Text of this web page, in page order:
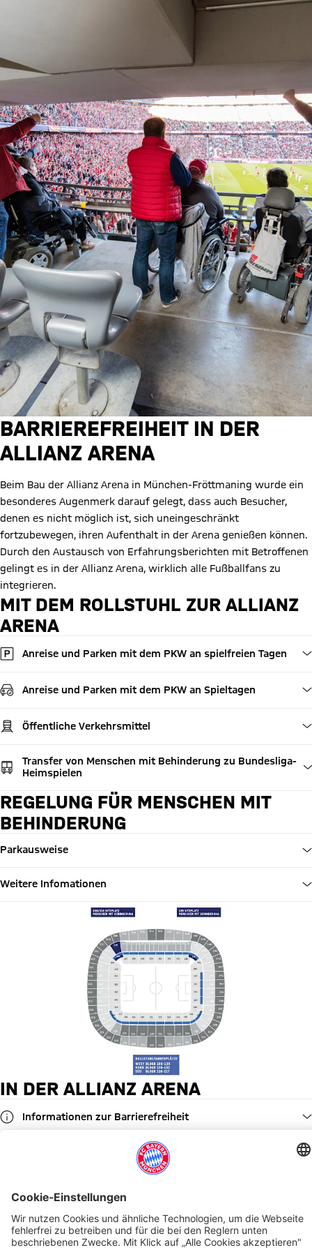
Barrierefreiheit in der Allianz
BARRIEREFREIHEIT IN DER
ALLIANZ ARENA
Beim Bau der Allianz Arena in München-Fröttmaning wurde ein
besonderes Augenmerk darauf gelegt, dass auch Besucher,
denen es nicht möglich ist, sich uneingeschränkt
fortzubewegen, ihren Aufenthalt in der Arena genießen können.
Durch den Austausch von Erfahrungsberichten mit Betroffenen
gelingt es in der Allianz Arena, wirklich alle Fußballfans zu
integrieren.
MIT DEM ROLLSTUHL ZUR ALLIANZ
ARENA
Anreise und Parken mit dem PKW an spielfreien Tagen
Anreise und Parken mit dem PKW an Spieltagen
Öffentliche Verkehrsmittel
Transfer von Menschen mit Behinderung zu Bundesliga-
Heimspielen
REGELUNG FÜR MENSCHEN MIT
BEHINDERUNG
Parkausweise
Weitere Infomationen
IN DER ALLIANZ ARENA
Informationen zur Barrierefreiheit
STADION-BESUCH
VERPFLEGUNGSTADION-BESUCH